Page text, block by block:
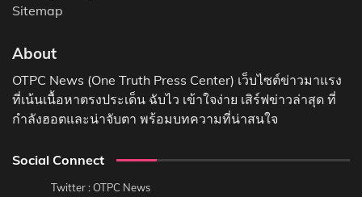
Sitemap
About
OTPC News (One Truth Press Center) เว็บไซต์ข่าวมาแรง
ที่เน้นเนื้อหาตรงประเด็น ฉับไว เข้าใจง่าย เสิร์ฟข่าวล่าสุด ที่
กำลังฮอตและน่าจับตา พร้อมบทความที่น่าสนใจ
Social Connect
Twitter : OTPC News